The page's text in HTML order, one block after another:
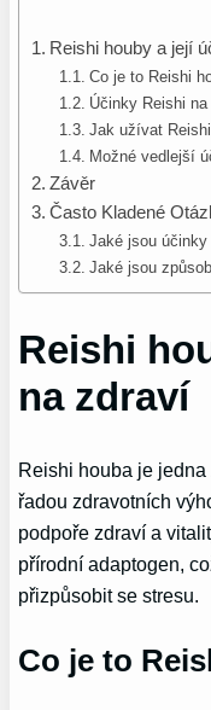
Reishi houby a její
Co je to Reishi
Účinky Reishi
Jak užívat Reishi
Možné vedlejší
Závěr
Často Kladené
Jaké jsou
Jaké jsou
Reishi
na zdraví
Reishi houba je
řadou zdravotních
podpoře zdraví a
přírodní adaptogen,
přizpůsobit se stresu.
Co je to